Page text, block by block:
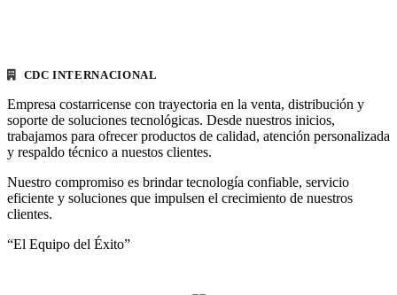
CDC INTERNACIONAL
Empresa costarricense con trayectoria en la venta, distribución y
soporte de soluciones tecnológicas. Desde nuestros inicios,
trabajamos para ofrecer productos de calidad, atención personalizada
y respaldo técnico a nuestos clientes.
Nuestro compromiso es brindar tecnología confiable, servicio
eficiente y soluciones que impulsen el crecimiento de nuestros
clientes.
“El Equipo del Éxito”